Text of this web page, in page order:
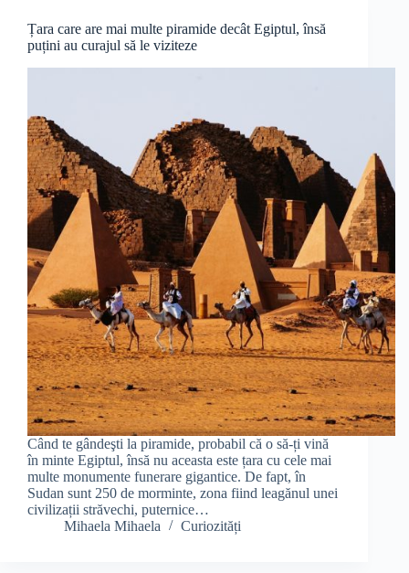
Țara care are mai multe piramide decât Egiptul, însă
puțini au curajul să le viziteze
Când te gândeşti la piramide, probabil că o să-ți vină
în minte Egiptul, însă nu aceasta este țara cu cele mai
multe monumente funerare gigantice. De fapt, în
Sudan sunt 250 de morminte, zona fiind leagănul unei
civilizații străvechi, puternice…
Mihaela Mihaela
Curiozități